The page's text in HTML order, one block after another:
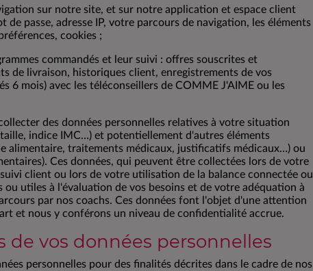
sur notre site, et sur notre application et espace client
passe, adresse IP, votre parcours de navigation, les éléments
cookies ;
commandés et leur suivi : offres souscrites et
de livraison, historiques client, enregistrements de vos
6 mois) avec les téléconseillers de COMME J'AIME ou les
des données personnelles relatives à votre situation
indice IMC…) et potentiellement d'autres éléments
alimentaire, traitements médicaux, justificatifs médicaux…) ou
Ces données, qui peuvent être collectées lors de votre
client ou lors de votre utilisation de la balance connectée ou
ou utiles à l'évaluation de vos besoins et de votre adéquation à
par nos coachs. Ces données font l'objet d'une attention
et nous y conférons un niveau de confidentialité accrue.
de vos données personnelles
personnelles pour des finalités décrites dans le cadre de nos